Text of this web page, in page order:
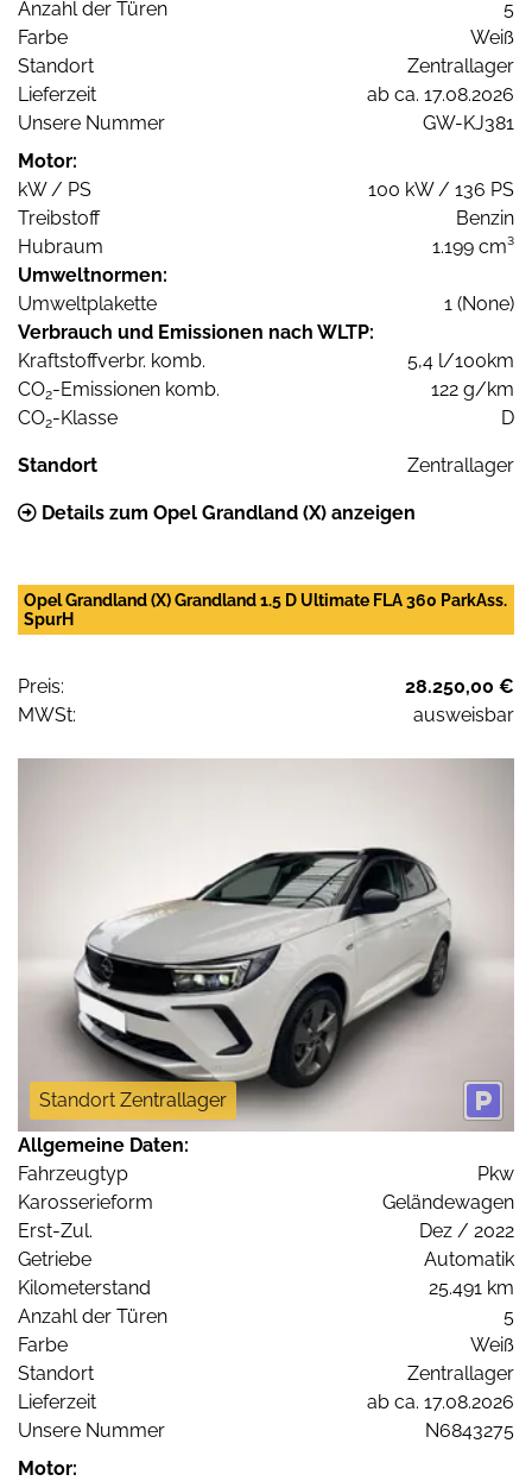
Anzahl der Türen
5
Farbe
Weiß
Standort
Zentrallager
Lieferzeit
ab ca. 17.08.2026
Unsere Nummer
GW-KJ381
Motor:
kW / PS
100 kW / 136 PS
Treibstoff
Benzin
Hubraum
1.199 cm³
Umweltnormen:
Umweltplakette
1 (None)
Verbrauch und Emissionen nach WLTP:
Kraftstoffverbr. komb.
5,4 l/100km
CO2-Emissionen komb.
122 g/km
CO2-Klasse D
Standort Zentrallager
Details zum Opel Grandland (X) anzeigen
Opel Grandland (X) Grandland 1.5 D Ultimate FLA 360 ParkAss.
SpurH
Preis:
28.250,00 €
MWSt:
ausweisbar
Standort Zentrallager
Allgemeine Daten:
Fahrzeugtyp
Pkw
Karosserieform
Geländewagen
Erst-Zul.
Dez / 2022
Getriebe
Automatik
Kilometerstand
25.491 km
Anzahl der Türen
5
Farbe
Weiß
Standort
Zentrallager
Lieferzeit
ab ca. 17.08.2026
Unsere Nummer
N6843275
Motor: